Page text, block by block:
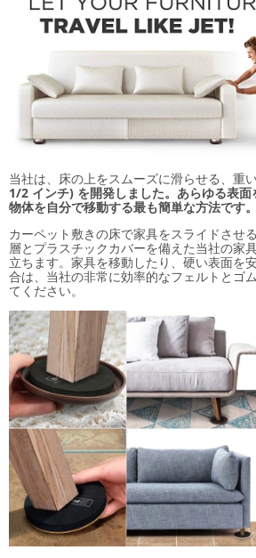
当社は、床の上をスムーズに滑らせる、重
1/2 インチ) を開発しました。あらゆる表
物体を自分で移動する最も簡単な方法です。
カーペット敷きの床で家具をスライドさせ
層とプラスチックカバーを備えた当社の家
立ちます。家具を移動したり、硬い表面を
合は、当社の非常に効率的なフェルトとゴ
てください。